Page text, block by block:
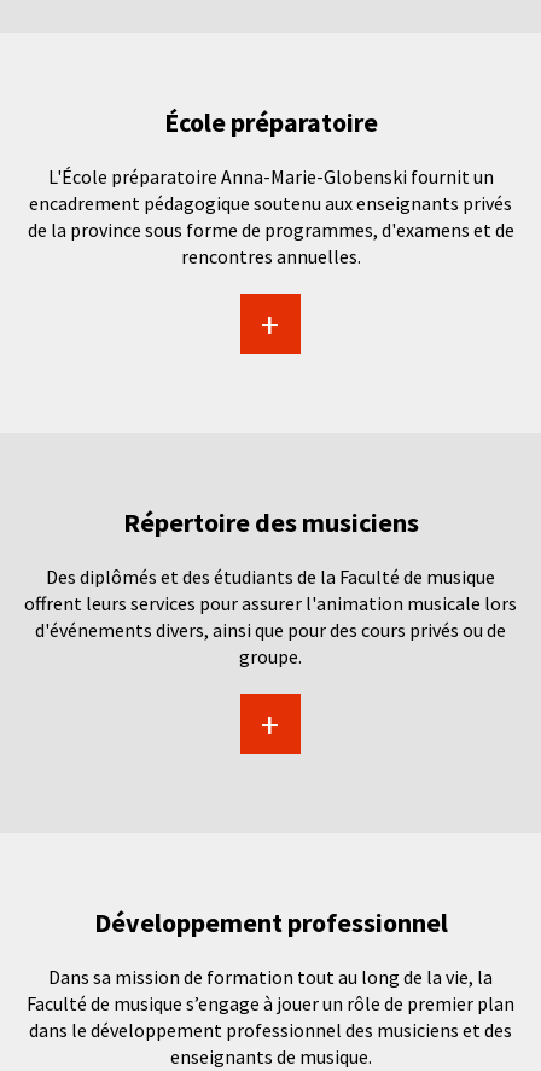
École préparatoire
L'École préparatoire Anna-Marie-Globenski fournit un
encadrement pédagogique soutenu aux enseignants privés
de la province sous forme de programmes, d'examens et de
rencontres annuelles.
+
Répertoire des musiciens
Des diplômés et des étudiants de la Faculté de musique
offrent leurs services pour assurer l'animation musicale lors
d'événements divers, ainsi que pour des cours privés ou de
groupe.
+
Développement professionnel
Dans sa mission de formation tout au long de la vie, la
Faculté de musique s’engage à jouer un rôle de premier plan
dans le développement professionnel des musiciens et des
enseignants de musique.